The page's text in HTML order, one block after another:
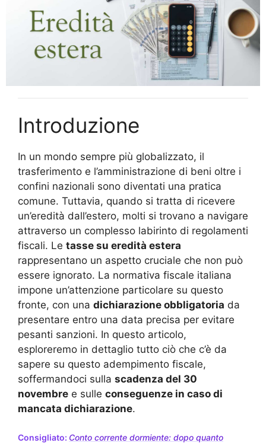
Introduzione
In un mondo sempre più globalizzato, il
trasferimento e l’amministrazione di beni oltre i
confini nazionali sono diventati una pratica
comune. Tuttavia, quando si tratta di ricevere
un’eredità dall’estero, molti si trovano a navigare
attraverso un complesso labirinto di regolamenti
fiscali. Le tasse su eredità estera
rappresentano un aspetto cruciale che non può
essere ignorato. La normativa fiscale italiana
impone un’attenzione particolare su questo
fronte, con una dichiarazione obbligatoria da
presentare entro una data precisa per evitare
pesanti sanzioni. In questo articolo,
esploreremo in dettaglio tutto ciò che c’è da
sapere su questo adempimento fiscale,
soffermandoci sulla scadenza del 30
novembre e sulle conseguenze in caso di
mancata dichiarazione.
Consigliato: Conto corrente dormiente: dopo quanto